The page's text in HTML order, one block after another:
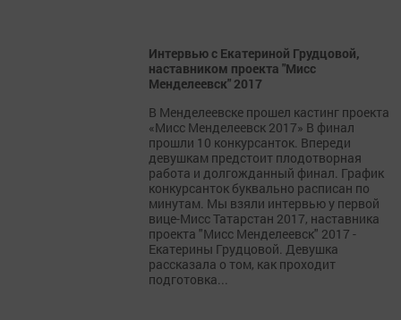
Интервью с Екатериной Грудцовой,
наставником проекта "Мисс
Менделеевск" 2017
В Менделеевске прошел кастинг проекта
«Мисс Менделеевск 2017» В финал
прошли 10 конкурсанток. Впереди
девушкам предстоит плодотворная
работа и долгожданный финал. График
конкурсанток буквально расписан по
минутам. Мы взяли интервью у первой
вице-Мисс Татарстан 2017, наставника
проекта "Мисс Менделеевск" 2017 -
Екатерины Грудцовой. Девушка
рассказала о том, как проходит
подготовка...